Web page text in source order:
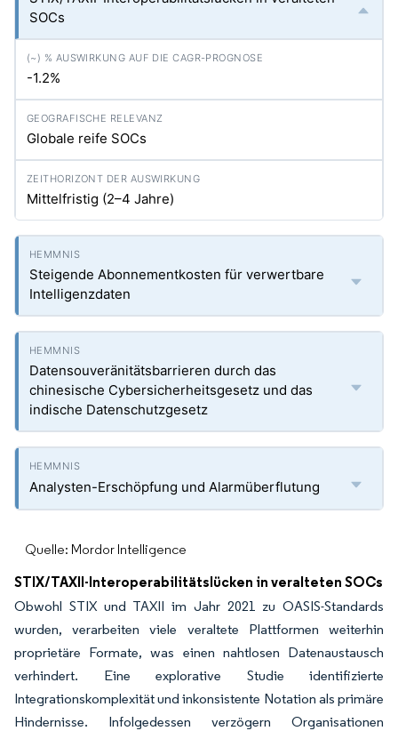
SOCs
-1.2%
Globale reife SOCs
Mittelfristig (2–4 Jahre)
Steigende Abonnementkosten für verwertbare
Intelligenzdaten
Datensouveränitätsbarrieren durch das
chinesische Cybersicherheitsgesetz und das
indische Datenschutzgesetz
Analysten-Erschöpfung und Alarmüberflutung
Quelle: Mordor Intelligence
STIX/TAXII-Interoperabilitätslücken in veralteten SOCs
Obwohl STIX und TAXII im Jahr 2021 zu OASIS-Standards
wurden, verarbeiten viele veraltete Plattformen weiterhin
proprietäre Formate, was einen nahtlosen Datenaustausch
verhindert. Eine explorative Studie identifizierte
Integrationskomplexität und inkonsistente Notation als primäre
Hindernisse. Infolgedessen verzögern Organisationen